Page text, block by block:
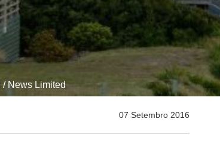
/ News Limited
07 Setembro 2016